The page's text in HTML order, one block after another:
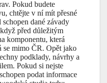
Pokud budete
chtějte v ní mít přesné
dané závady
před důležitým
komponentu, která
se mimo ČR. Opět jako
podklady, návrhy a
Pokud si nejste
podat informace